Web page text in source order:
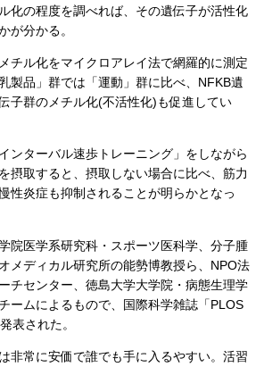
化の程度を調べれば、その遺伝子が活性化
が分かる。
チル化をマイクロアレイ法で網羅的に測定
製品」群では「運動」群に比べ、NFKB遺
子群のメチル化(不活性化)も促進してい
ンターバル速歩トレーニング」をしながら
摂取すると、摂取しない場合に比べ、筋力
性炎症も抑制されることが明らかとなっ
院医学系研究科・スポーツ医科学、分子腫
メディカル研究所の能勢博教授ら、NPO法
チセンター、徳島大学大学院・病態生理学
ームによるもので、国際科学雑誌「PLOS
表された。
非常に安価で誰でも手に入るやすい。活習